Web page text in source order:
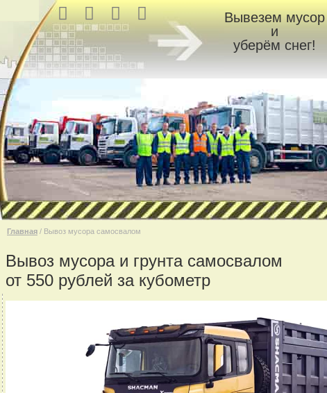
Вывезем мусор
и
уберём снег!
Главная / Вывоз мусора самосвалом
Вывоз мусора и грунта самосвалом
от 550 рублей за кубометр